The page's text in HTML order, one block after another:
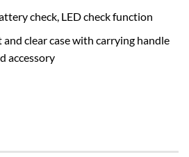
check, LED check function
clear case with carrying handle
accessory